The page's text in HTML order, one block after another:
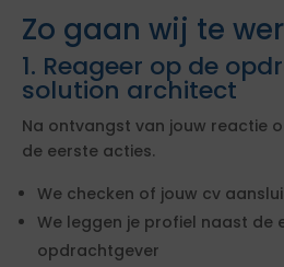
Zo gaan wij te
1. Reageer op de
solution architect
Na ontvangst van jouw reactie
de eerste acties.
We checken of jouw cv
We leggen je profiel naast de
opdrachtgever